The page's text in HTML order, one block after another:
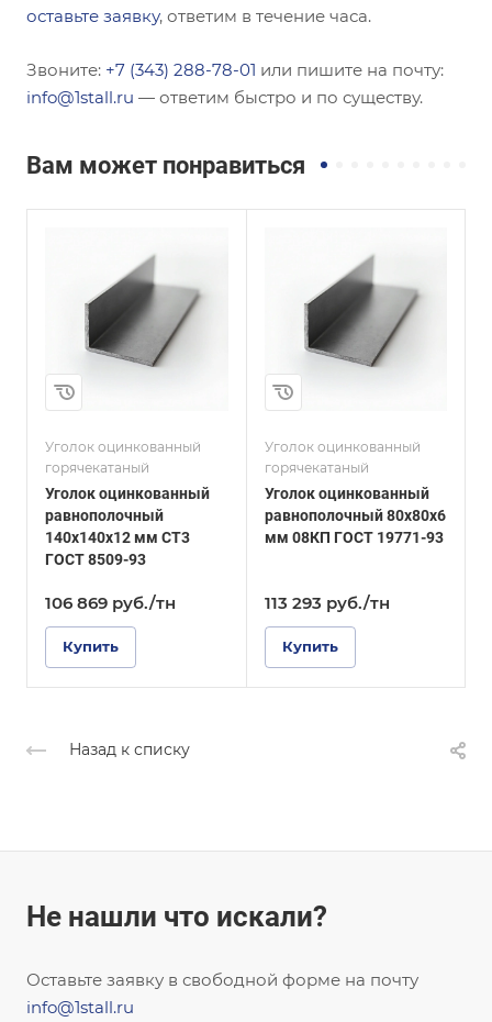
оставьте заявку, ответим в течение часа.
Звоните: +7 (343) 288-78-01 или пишите на почту:
info@1stall.ru — ответим быстро и по существу.
Вам может понравиться
Уголок оцинкованный
горячекатаный
Уголок оцинкованный
равнополочный
140х140х12 мм СТ3
ГОСТ 8509-93
106 869 руб./тн
Купить
Равнополочный
Высота, мм
80
Толщина, мм
ГОСТ, ТУ
ГОСТ 19771-93
Покрытие
Оцинкованное
Уголок оцинкованный
горячекатаный
Уголок оцинкованный
равнополочный 80х80х6
мм 08КП ГОСТ 19771-93
113 293 руб./тн
Купить
Равнополочный
Высота, мм
75
Толщина, мм
ГОСТ, ТУ
ГОСТ 8509-93
Покрытие
Оцинкованное
Назад к списку
Не нашли что искали?
Оставьте заявку в свободной форме на почту
info@1stall.ru